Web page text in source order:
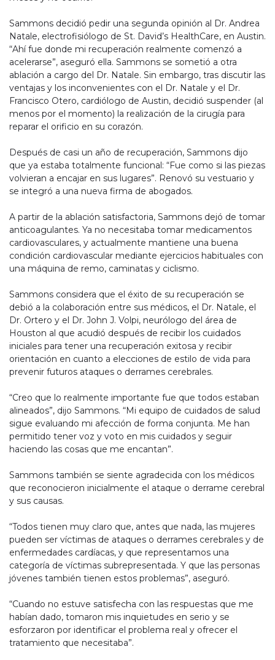
Sammons decidió pedir una segunda opinión al Dr. Andrea
Natale, electrofisiólogo de St. David’s HealthCare, en Austin.
“Ahí fue donde mi recuperación realmente comenzó a
acelerarse”, aseguró ella. Sammons se sometió a otra
ablación a cargo del Dr. Natale. Sin embargo, tras discutir las
ventajas y los inconvenientes con el Dr. Natale y el Dr.
Francisco Otero, cardiólogo de Austin, decidió suspender (al
menos por el momento) la realización de la cirugía para
reparar el orificio en su corazón.
Después de casi un año de recuperación, Sammons dijo
que ya estaba totalmente funcional: “Fue como si las piezas
volvieran a encajar en sus lugares”. Renovó su vestuario y
se integró a una nueva firma de abogados.
A partir de la ablación satisfactoria, Sammons dejó de tomar
anticoagulantes. Ya no necesitaba tomar medicamentos
cardiovasculares, y actualmente mantiene una buena
condición cardiovascular mediante ejercicios habituales con
una máquina de remo, caminatas y ciclismo.
Sammons considera que el éxito de su recuperación se
debió a la colaboración entre sus médicos, el Dr. Natale, el
Dr. Ortero y el Dr. John J. Volpi, neurólogo del área de
Houston al que acudió después de recibir los cuidados
iniciales para tener una recuperación exitosa y recibir
orientación en cuanto a elecciones de estilo de vida para
prevenir futuros ataques o derrames cerebrales.
“Creo que lo realmente importante fue que todos estaban
alineados”, dijo Sammons. “Mi equipo de cuidados de salud
sigue evaluando mi afección de forma conjunta. Me han
permitido tener voz y voto en mis cuidados y seguir
haciendo las cosas que me encantan”.
Sammons también se siente agradecida con los médicos
que reconocieron inicialmente el ataque o derrame cerebral
y sus causas.
“Todos tienen muy claro que, antes que nada, las mujeres
pueden ser víctimas de ataques o derrames cerebrales y de
enfermedades cardíacas, y que representamos una
categoría de víctimas subrepresentada. Y que las personas
jóvenes también tienen estos problemas”, aseguró.
“Cuando no estuve satisfecha con las respuestas que me
habían dado, tomaron mis inquietudes en serio y se
esforzaron por identificar el problema real y ofrecer el
tratamiento que necesitaba”.